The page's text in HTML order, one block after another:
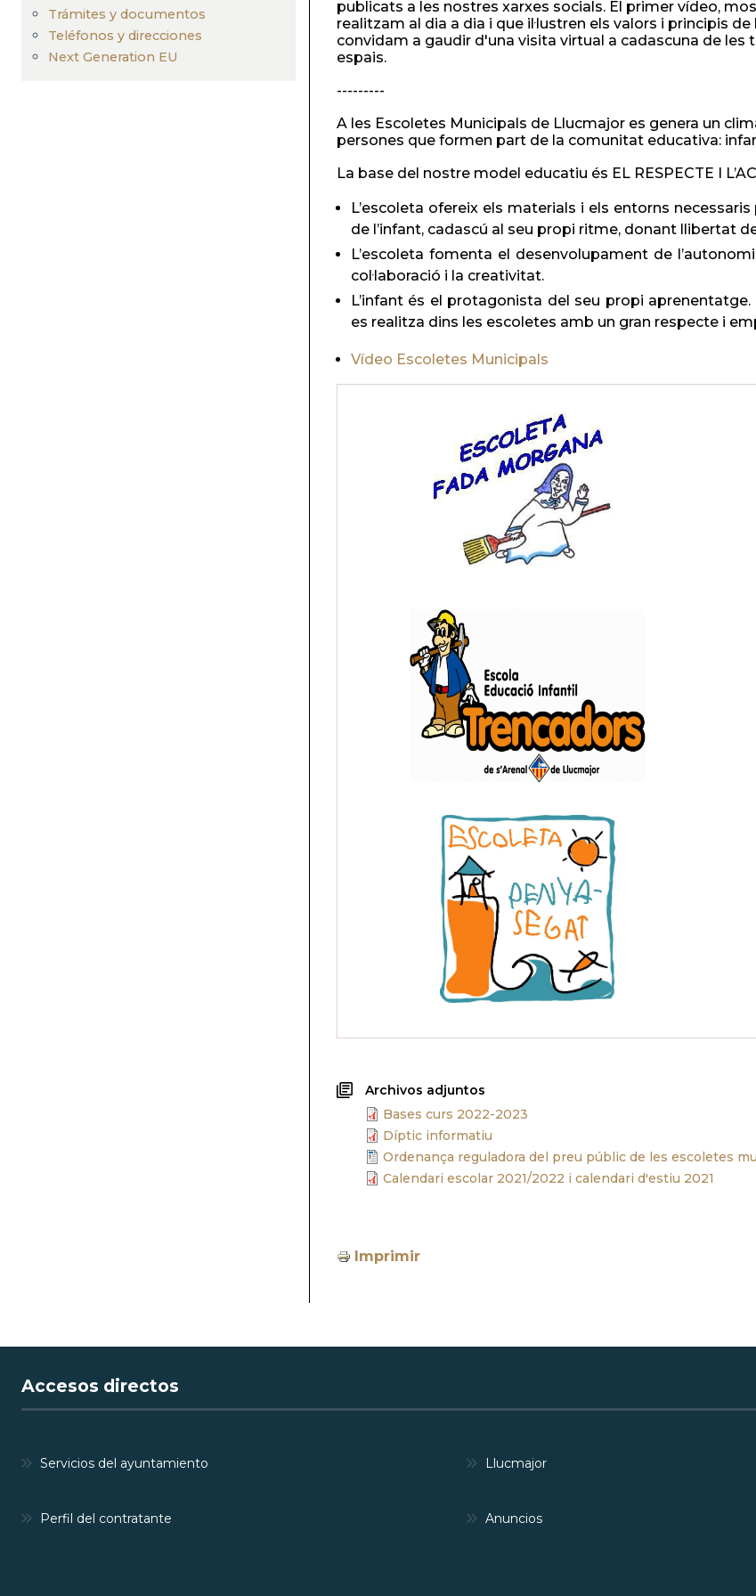
navegación
Trámites y documentos
Teléfonos y direcciones
Next Generation EU
publicats a les nostres xarxes socials. El primer vídeo,
realitzam al dia a dia i que il·lustren els valors i principis
convidam a gaudir d'una visita virtual a cadascuna de
espais.
---------
A les Escoletes Municipals de Llucmajor es genera un
persones que formen part de la comunitat educativa:
La base del nostre model educatiu és EL RESPECTE I
L’escoleta ofereix els materials i els entorns
de l’infant, cadascú al seu propi ritme, donant llibertat
L’escoleta fomenta el desenvolupament de
col·laboració i la creativitat.
L’infant és el protagonista del seu propi
es realitza dins les escoletes amb un gran respecte i
Vídeo Escoletes Municipals
Archivos adjuntos
Bases curs 2022-2023
Díptic informatiu
Ordenança reguladora del preu públic de les escoletes
Calendari escolar 2021/2022 i calendari d'estiu 2021
Imprimir
Accesos directos
Servicios del ayuntamiento Llucmajor
Perfil del contratante Anuncios